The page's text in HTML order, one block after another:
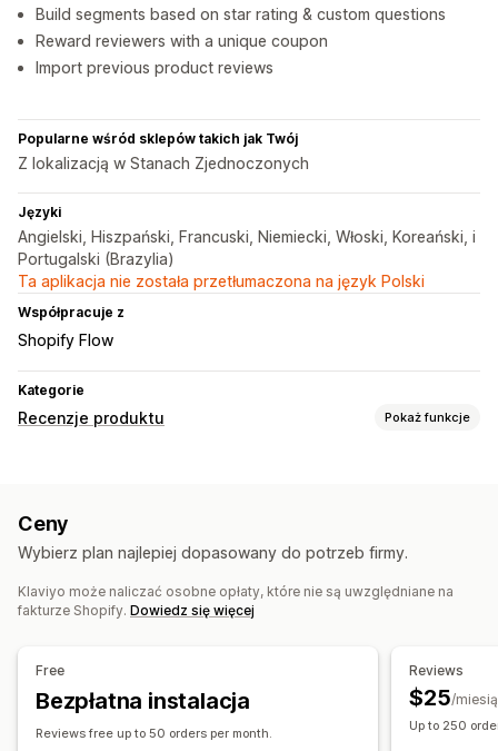
Build segments based on star rating & custom questions
Reward reviewers with a unique coupon
Import previous product reviews
Popularne wśród sklepów takich jak Twój
Z lokalizacją w Stanach Zjednoczonych
Języki
Angielski, Hiszpański, Francuski, Niemiecki, Włoski, Koreański, i
Portugalski (Brazylia)
Ta aplikacja nie została przetłumaczona na język Polski
Współpracuje z
Shopify Flow
Kategorie
Recenzje produktu Pokaż funkcje
Galerie multimediów
Streszczenie recenzji Pytania i odpowiedzi
Grupowanie produktów
Filtrowanie
Fragmenty rozszerzone
Formularze
Import i eksport
Migracja recenzji
Ceny
Wybierz plan najlepiej dopasowany do potrzeb firmy.
Klaviyo może naliczać osobne opłaty, które nie są uwzględniane na
fakturze Shopify. Dowiedz się więcej
Free
Bezpłatna instalacja
Reviews free up to 50 orders per month.
Reviews
$25/
Up to 250